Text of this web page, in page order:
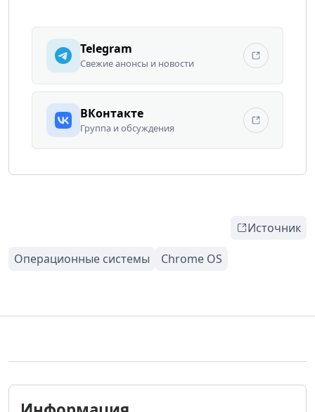
Telegram
Свежие анонсы и новости
ВКонтакте
Группа и обсуждения
Источник